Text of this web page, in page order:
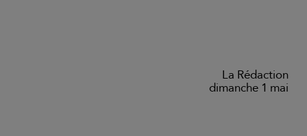
La Rédaction
dimanche 1 mai